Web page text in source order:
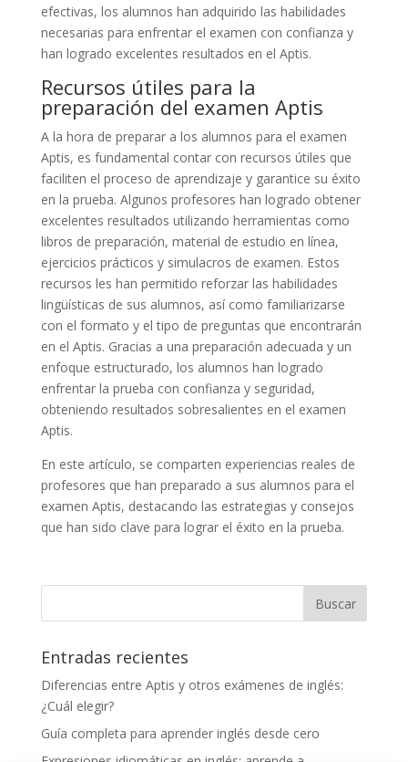
efectivas, los alumnos han adquirido las habilidades
necesarias para enfrentar el examen con confianza y
han logrado excelentes resultados en el Aptis.
Recursos útiles para la
preparación del examen Aptis
A la hora de preparar a los alumnos para el examen
Aptis, es fundamental contar con recursos útiles que
faciliten el proceso de aprendizaje y garantice su éxito
en la prueba. Algunos profesores han logrado obtener
excelentes resultados utilizando herramientas como
libros de preparación, material de estudio en línea,
ejercicios prácticos y simulacros de examen. Estos
recursos les han permitido reforzar las habilidades
lingüísticas de sus alumnos, así como familiarizarse
con el formato y el tipo de preguntas que encontrarán
en el Aptis. Gracias a una preparación adecuada y un
enfoque estructurado, los alumnos han logrado
enfrentar la prueba con confianza y seguridad,
obteniendo resultados sobresalientes en el examen
Aptis.
En este artículo, se comparten experiencias reales de
profesores que han preparado a sus alumnos para el
examen Aptis, destacando las estrategias y consejos
que han sido clave para lograr el éxito en la prueba.
Entradas recientes
Diferencias entre Aptis y otros exámenes de inglés:
¿Cuál elegir?
Guía completa para aprender inglés desde cero